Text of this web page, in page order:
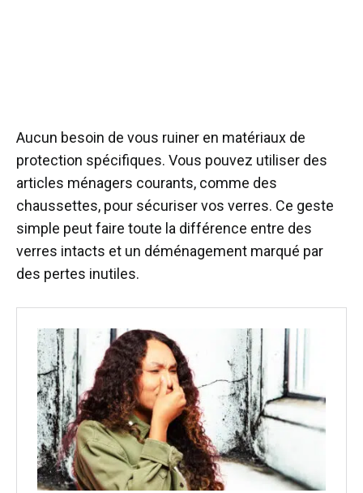
Aucun besoin de vous ruiner en matériaux de
protection spécifiques. Vous pouvez utiliser des
articles ménagers courants, comme des
chaussettes, pour sécuriser vos verres. Ce geste
simple peut faire toute la différence entre des
verres intacts et un déménagement marqué par
des pertes inutiles.